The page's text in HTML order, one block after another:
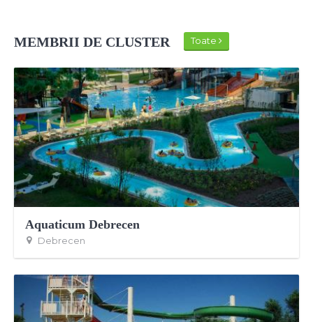
MEMBRII DE CLUSTER Toate
Aquaticum Debrecen
Debrecen